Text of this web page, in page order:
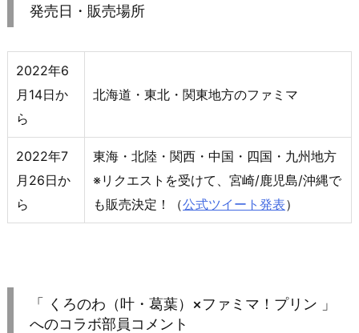
発売日・販売場所
2022年6
月14日か
ら
北海道・東北・関東地方のファミマ
2022年7
月26日か
ら
東海・北陸・関西・中国・四国・九州地方
※リクエストを受けて、宮崎/鹿児島/沖縄で
も販売決定！（公式ツイート発表）
「 くろのわ（叶・葛葉）×ファミマ！プリン 」
へのコラボ部員コメント